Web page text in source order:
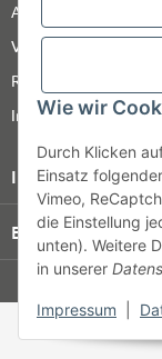
Wie wir
Durch Klicken
Einsatz
Vimeo,
die Einstellung
unten). Weitere
in unserer
Impressum
AGB
Versandinformationen
Retour
Impressum
Informationen
Bezahlung &
* Alle